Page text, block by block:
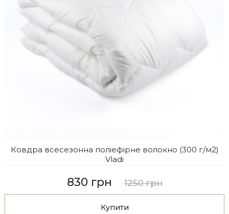
Ковдра всесезонна поліефірне волокно (300 г/м2)
Vladi
830 грн 1250 грн
Купити